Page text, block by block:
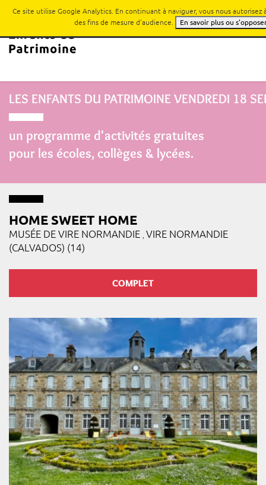
LES ENFANTS DU PATRIMOINE VENDREDI 18
un programme d'activités gratuites
pour les écoles, collèges & lycées.
HOME SWEET HOME
MUSÉE DE VIRE NORMANDIE VIRE NORMANDIE
(CALVADOS) (14)
COMPLET
Ce site utilise Google Analytics. En continuant à naviguer, vous nous autorisez
des fins de mesure d'audience.
En savoir plus ou